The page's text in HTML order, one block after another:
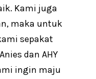
Kami juga
maka untuk
sepakat
dan AHY
ingin maju